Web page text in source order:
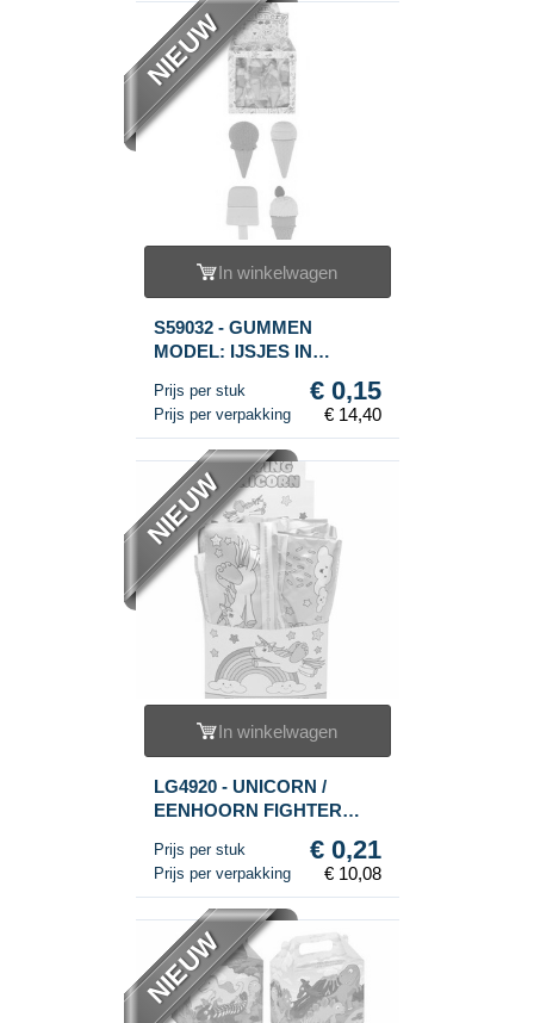
NIEUW
In winkelwagen
S59032 - GUMMEN
MODEL: IJSJES IN
Prijs per stuk € 0,15
Prijs per verpakking € 14,40
NIEUW
In winkelwagen
LG4920 - UNICORN /
EENHOORN FIGHTER
DISPLAY (48st.)
Prijs per stuk € 0,21
Prijs per verpakking € 10,08
NIEUW